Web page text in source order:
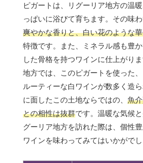
ピガートは、リグーリア地方の温
っぱいに浴びて育ちます。その味わ
爽やかな香りと、白い花のような
特徴です。また、ミネラル感も豊
した骨格を持つワインに仕上がり
地方では、このピガートを使った
ルーティーな白ワインが数多く造
に面したこの土地ならではの、 魚
との相性は抜群です。温暖な気候
グーリア地方を訪れた際は、個性
ワインを味わってみてはいかがでし